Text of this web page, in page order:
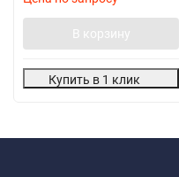
В корзину
Купить в 1 клик